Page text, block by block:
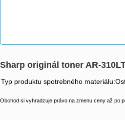
Sharp originál toner AR-
Typ produktu spotrebného
Obchod si vyhradzuje právo na zmenu ceny až po